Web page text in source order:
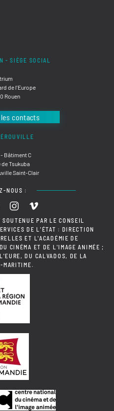
- SIÈGE SOCIAL
de l'Europe
Rouen
contacts
Bâtiment C
de Tsukuba
Saint-Clair
NOUS :
PAR LE CONSEIL
DE L'ÉTAT : DIRECTION
ET L'ACADÉMIE DE
CINÉMA ET DE L'IMAGE ANIMÉE ;
DU CALVADOS, DE LA
MARITIME.